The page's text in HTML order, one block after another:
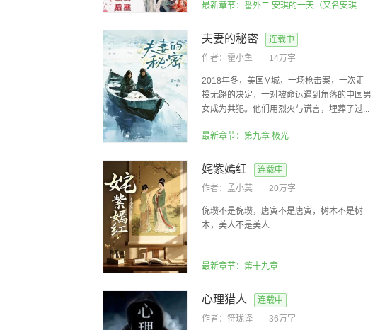
最新章节：番外二 安琪的一天（又名安琪当妈记）
夫妻的秘密
连载中
作者： 霍小鱼 14万字
2018年冬，美国M城，一场枪击案，一次走
投无路的决定，一对被命运逼到角落的中国男
女成为共犯。他们用烈火与谎言，埋葬了过...
最新章节：第九章 极光
姹紫嫣红
连载中
作者： 孟小莫 20万字
倪瓒不是倪瓒，唐寅不是唐寅，树木不是树
木，美人不是美人
最新章节：第十九章
心理猎人
连载中
作者： 符珑译 36万字